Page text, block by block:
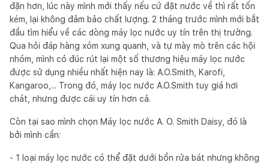
đặn hơn, lúc này mình mới thấy nếu cứ đặt nước về thì rất tốn
kém, lại không đảm bảo chất lượng. 2 tháng trước mình mới bắt
đầu tìm hiểu về các dòng máy lọc nước uy tín trên thị trường.
Qua hỏi đáp hàng xóm xung quanh, và tự mày mò trên các hội
nhóm, mình có đúc rút lại một số thương hiệu máy lọc nước
được sử dụng nhiều nhất hiện nay là: A.O.Smith, Karofi,
Kangaroo,... Trong đó, máy lọc nước A.O.Smith tuy giá hơi
chát, nhưng được cái uy tín hơn cả.
Còn tại sao mình chọn Máy lọc nước A. O. Smith Daisy, đó là
bởi mình cần:
- 1 loại máy lọc nước có thể đặt dưới bồn rửa bát nhưng không